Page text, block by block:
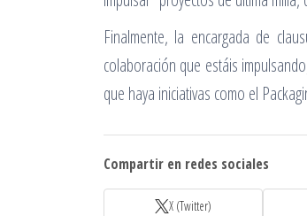
Finalmente, la encargada de
colaboración que estáis
que haya iniciativas como el
Compartir en redes sociales
X (Twitter)